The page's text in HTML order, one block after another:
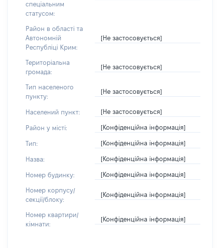
спеціальним
статусом:
Район в області та
Автономній
Республіці Крим:
[Не застосовується]
Територіальна
громада:
[Не застосовується]
Тип населеного
пункту:
[Не застосовується]
Населений пункт: [Не застосовується]
Район у місті: [Конфіденційна інформація]
Тип: [Конфіденційна інформація]
Назва: [Конфіденційна інформація]
Номер будинку: [Конфіденційна інформація]
Номер корпусу/
секції/блоку:
[Конфіденційна інформація]
Номер квартири/
кімнати:
[Конфіденційна інформація]